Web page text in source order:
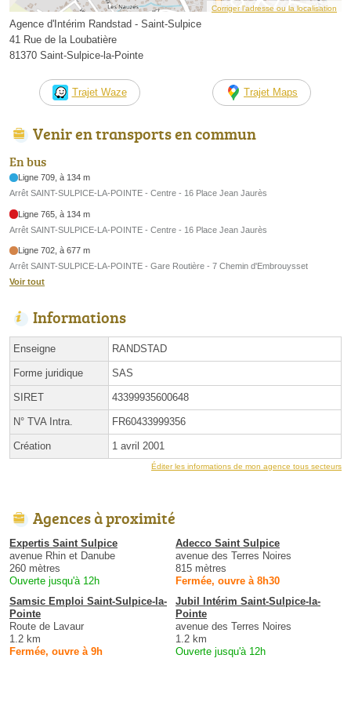
Corriger l’adresse ou la localisation
Agence d'Intérim Randstad - Saint-Sulpice
41 Rue de la Loubatière
81370 Saint-Sulpice-la-Pointe
Trajet Waze Trajet Maps
Venir en transports en commun
En bus
Ligne 709, à 134 m
Arrêt SAINT-SULPICE-LA-POINTE - Centre - 16 Place Jean Jaurès
Ligne 765, à 134 m
Arrêt SAINT-SULPICE-LA-POINTE - Centre - 16 Place Jean Jaurès
Ligne 702, à 677 m
Arrêt SAINT-SULPICE-LA-POINTE - Gare Routière - 7 Chemin d'Embrouysset
Voir tout
Informations
Enseigne RANDSTAD
Forme juridique SAS
SIRET 43399935600648
N° TVA Intra. FR60433999356
Création 1 avril 2001
Éditer les informations de mon agence tous secteurs
Agences à proximité
Expertis Saint Sulpice
avenue Rhin et Danube
260 mètres
Ouverte jusqu'à 12h
Adecco Saint Sulpice
avenue des Terres Noires
815 mètres
Fermée, ouvre à 8h30
Samsic Emploi Saint-Sulpice-la-
Pointe
Route de Lavaur
1.2 km
Fermée, ouvre à 9h
Jubil Intérim Saint-Sulpice-la-
Pointe
avenue des Terres Noires
1.2 km
Ouverte jusqu'à 12h